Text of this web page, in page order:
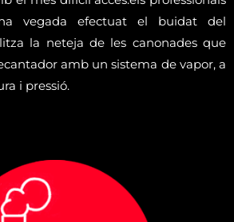
vegada efectuat el buidat del
la neteja de les canonades que
amb un sistema de vapor, a
i pressió.